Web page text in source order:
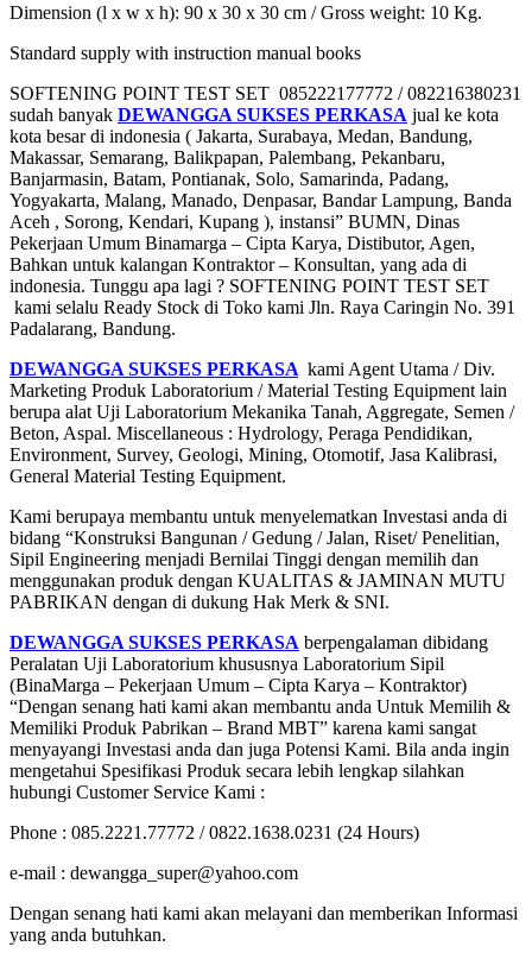
Dimension (l x w x h): 90 x 30 x 30 cm / Gross weight: 10 Kg.
Standard supply with instruction manual books
SOFTENING POINT TEST SET 085222177772 / 082216380231
sudah banyak DEWANGGA SUKSES PERKASA jual ke kota
kota besar di indonesia ( Jakarta, Surabaya, Medan, Bandung,
Makassar, Semarang, Balikpapan, Palembang, Pekanbaru,
Banjarmasin, Batam, Pontianak, Solo, Samarinda, Padang,
Yogyakarta, Malang, Manado, Denpasar, Bandar Lampung, Banda
Aceh , Sorong, Kendari, Kupang ), instansi” BUMN, Dinas
Pekerjaan Umum Binamarga – Cipta Karya, Distibutor, Agen,
Bahkan untuk kalangan Kontraktor – Konsultan, yang ada di
indonesia. Tunggu apa lagi ? SOFTENING POINT TEST SET
kami selalu Ready Stock di Toko kami Jln. Raya Caringin No. 391
Padalarang, Bandung.
DEWANGGA SUKSES PERKASA kami Agent Utama / Div.
Marketing Produk Laboratorium / Material Testing Equipment lain
berupa alat Uji Laboratorium Mekanika Tanah, Aggregate, Semen /
Beton, Aspal. Miscellaneous : Hydrology, Peraga Pendidikan,
Environment, Survey, Geologi, Mining, Otomotif, Jasa Kalibrasi,
General Material Testing Equipment.
Kami berupaya membantu untuk menyelematkan Investasi anda di
bidang “Konstruksi Bangunan / Gedung / Jalan, Riset/ Penelitian,
Sipil Engineering menjadi Bernilai Tinggi dengan memilih dan
menggunakan produk dengan KUALITAS & JAMINAN MUTU
PABRIKAN dengan di dukung Hak Merk & SNI.
DEWANGGA SUKSES PERKASA berpengalaman dibidang
Peralatan Uji Laboratorium khususnya Laboratorium Sipil
(BinaMarga – Pekerjaan Umum – Cipta Karya – Kontraktor)
“Dengan senang hati kami akan membantu anda Untuk Memilih &
Memiliki Produk Pabrikan – Brand MBT” karena kami sangat
menyayangi Investasi anda dan juga Potensi Kami. Bila anda ingin
mengetahui Spesifikasi Produk secara lebih lengkap silahkan
hubungi Customer Service Kami :
Phone : 085.2221.77772 / 0822.1638.0231 (24 Hours)
e-mail : dewangga_super@yahoo.com
Dengan senang hati kami akan melayani dan memberikan Informasi
yang anda butuhkan.